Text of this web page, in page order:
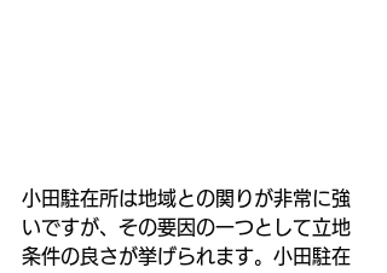
小田駐在所は地域との関りが非常に強
いですが、その要因の一つとして立地
条件の良さが挙げられます。小田駐在